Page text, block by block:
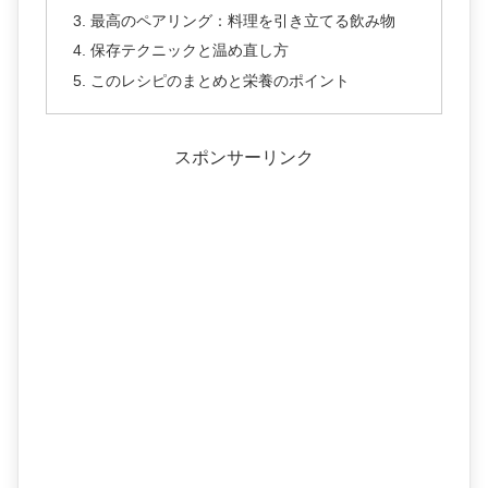
最高のペアリング：料理を引き立てる飲み物
保存テクニックと温め直し方
このレシピのまとめと栄養のポイント
スポンサーリンク